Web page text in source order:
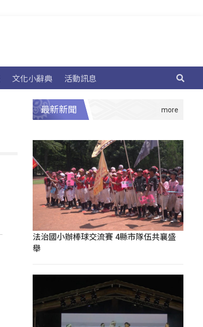
文化小辭典 活動訊息
最新新聞
法治國小辦棒球交流賽 4縣市隊伍共襄盛
舉